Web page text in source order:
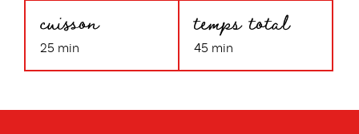
cuisson
25 min
temps total
45 min